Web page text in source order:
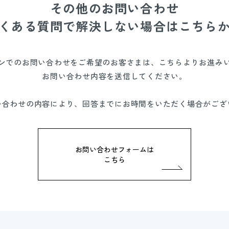
その他のお問い合わせ
ある質問で解決しない場合はこちら
でのお問い合わせをご希望のお客さまは、こちらよりお進み
お問い合わせ内容を送信してください。
わせの内容により、回答までにお時間をいただく場合がご
お問い合わせフォームは
こちら